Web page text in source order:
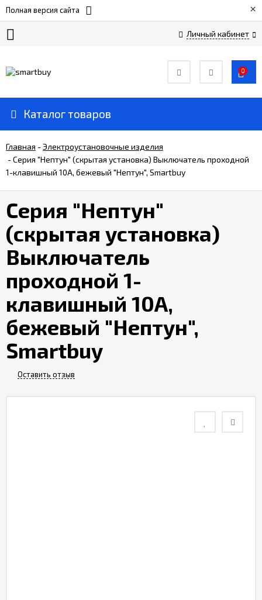
Полная версия сайта ×
Личный кабинет
Прайс-
Доставка
и
оплата
Контакты
Отзывы
0
Каталог товаров
Главная -Электроустановочные изделия
-Серия "Нептун" (скрытая установка) Выключатель проходной
1-клавишный 10А, бежевый "Нептун", Smartbuy
Серия "Нептун"
(скрытая установка)
Выключатель
проходной 1-
клавишный 10А,
бежевый "Нептун",
Smartbuy
Оставить отзыв